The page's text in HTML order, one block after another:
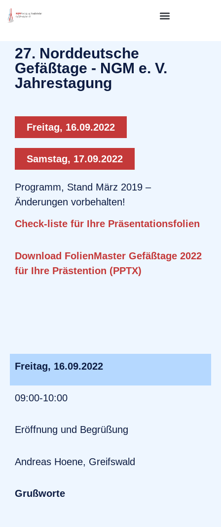
27. Norddeutsche
Gefäßtage - NGM e. V.
Jahrestagung
Freitag, 16.09.2022
Samstag, 17.09.2022
Programm, Stand März 2019 –
Änderungen vorbehalten!
Check-liste für Ihre Präsentationsfolien
Download FolienMaster Gefäßtage 2022
für Ihre Prästention (PPTX)
Freitag, 16.09.2022
09:00-10:00
Eröffnung und Begrüßung
Andreas Hoene, Greifswald
Grußworte